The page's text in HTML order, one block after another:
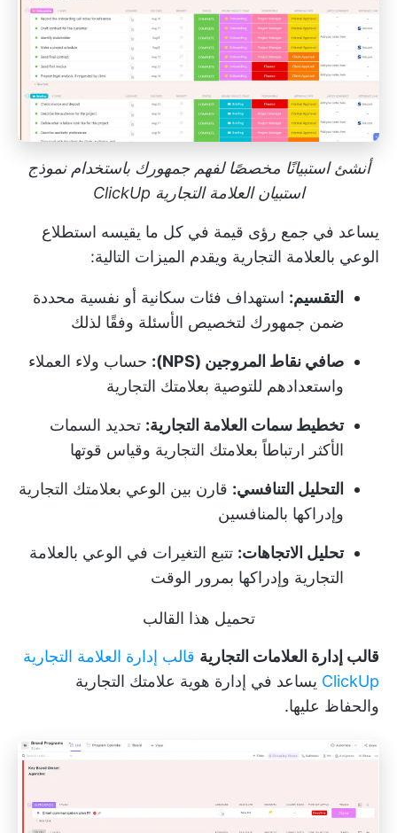
أنشئ استبيانًا مخصصًا لفهم جمهورك باستخدام نموذج
استبيان العلامة التجارية ClickUp
يساعد في جمع رؤى قيمة في كل ما يقيسه استطلاع
الوعي بالعلامة التجارية ويقدم الميزات التالية:
التقسيم: استهداف فئات سكانية أو نفسية محددة
ضمن جمهورك لتخصيص الأسئلة وفقًا لذلك
صافي نقاط المروجين (NPS):
حساب ولاء العملاء
واستعدادهم للتوصية بعلامتك التجارية
تخطيط سمات العلامة التجارية: تحديد السمات
الأكثر ارتباطاً بعلامتك التجارية وقياس قوتها
التحليل التنافسي: قارن بين الوعي بعلامتك التجارية
وإدراكها بالمنافسين
تحليل الاتجاهات: تتبع التغيرات في الوعي بالعلامة
التجارية وإدراكها بمرور الوقت
تحميل هذا القالب
قالب إدارة العلامات التجارية قالب إدارة العلامة التجارية
ClickUp يساعد في إدارة هوية علامتك التجارية
والحفاظ عليها.